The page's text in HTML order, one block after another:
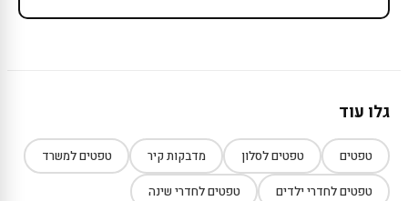
גלו עוד
טפטים טפטים לסלון מדבקות קיר טפטים למשרד
טפטים לחדרי ילדים טפטים לחדרי שינה